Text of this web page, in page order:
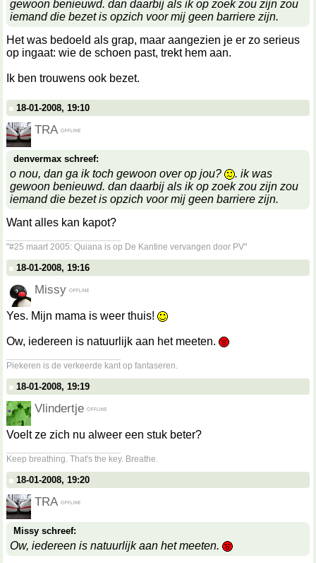
gewoon benieuwd. dan daarbij als ik op zoek zou zijn zou
iemand die bezet is opzich voor mij geen barriere zijn.
Het was bedoeld als grap, maar aangezien je er zo serieus
op ingaat: wie de schoen past, trekt hem aan.
Ik ben trouwens ook bezet.
18-01-2008, 19:10
TRA
denvermax schreef:
o nou, dan ga ik toch gewoon over op jou?
. ik was
gewoon benieuwd. dan daarbij als ik op zoek zou zijn zou
iemand die bezet is opzich voor mij geen barriere zijn.
Want alles kan kapot?
"#25 maart 2005: Quiana is op De Kantine vervangen door PV"
18-01-2008, 19:16
Missy
Yes. Mijn mama is weer thuis!
Ow, iedereen is natuurlijk aan het meeten.
Piekeren is de verkeerde kant op fantaseren.
18-01-2008, 19:19
Vlindertje
Voelt ze zich nu alweer een stuk beter?
Keep breathing. That's the key. Breathe.
18-01-2008, 19:20
TRA
Missy schreef:
Ow, iedereen is natuurlijk aan het meeten.